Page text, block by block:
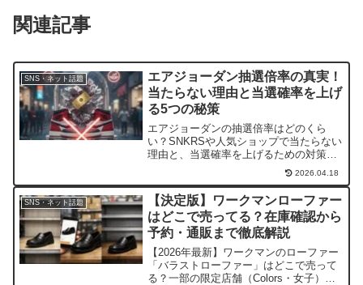
関連記事
SNS・ネット話題
エアジョーダン抽選倍率の真実！
当たらない理由と当選確率を上げ
る5つの秘策
エアジョーダンの抽選倍率はどのくら
い？SNKRSや人気ショップで当たらない
理由と、当選確率を上げるための対策を
徹底解説。アカウント設定に「入れる」
べき情報や、決済エラーの不安を解消す
るコツ、複数アカウントの注意点まで、
GOT'EMを狙うための攻略情報を網羅し
ました。
2026.04.18
SNS・ネット話題
【決定版】ワークマンローファー
はどこで売ってる？在庫確認から
予約・通販まで徹底解説
【2026年最新】ワークマンのローファー
「バラストローファー」はどこで売って
る？一部の限定店舗（Colors・女子）で